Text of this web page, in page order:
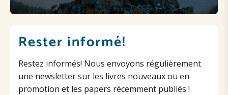
Rester informé!
Restez informés! Nous envoyons régulièrement
une newsletter sur les livres nouveaux ou en
promotion et les papers récemment publiés !